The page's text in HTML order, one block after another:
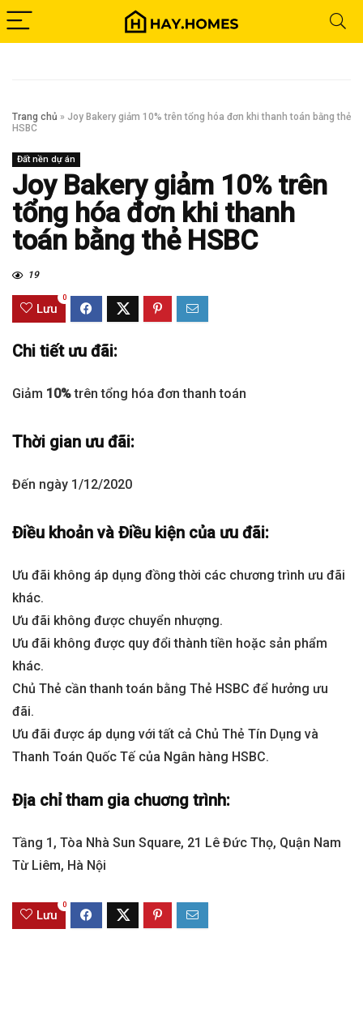
Trang chủ » Joy Bakery giảm 10% trên tổng hóa đơn khi thanh toán bằng thẻ
HSBC
Đất nền dự án
Joy Bakery giảm 10% trên
tổng hóa đơn khi thanh
toán bằng thẻ HSBC
19
Lưu
0
Chi tiết ưu đãi:
Giảm 10%trên tổng hóa đơn thanh toán
Thời gian ưu đãi:
Đến ngày 1/12/2020
Điều khoản và Điều kiện của ưu đãi:
Ưu đãi không áp dụng đồng thời các chương trình ưu đãi
khác.
Ưu đãi không được chuyển nhượng.
Ưu đãi không được quy đổi thành tiền hoặc sản phẩm
khác.
Chủ Thẻ cần thanh toán bằng Thẻ HSBC để hưởng ưu
đãi.
Ưu đãi được áp dụng với tất cả Chủ Thẻ Tín Dụng và
Thanh Toán Quốc Tế của Ngân hàng HSBC.
Địa chỉ tham gia chuơng trình:
Tầng 1, Tòa Nhà Sun Square, 21 Lê Đức Thọ, Quận Nam
Từ Liêm, Hà Nội
Lưu
0